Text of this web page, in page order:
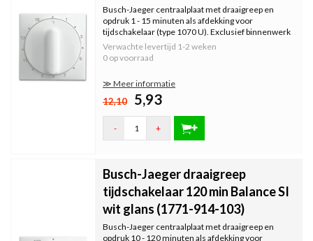
Busch-Jaeger centraalplaat met draaigreep en
opdruk 1 - 15 minuten als afdekking voor
tijdschakelaar (type 1070 U). Exclusief binnenwerk
en afdekraam. Serie: Balance SI, kleur: wit glans.
Verwachte levertijd 1-2 weken
0 op voorraad
≫ Meer informatie
12,10 5,93
- +
Busch-Jaeger draaigreep
tijdschakelaar 120 min Balance SI
wit glans (1771-914-103)
Busch-Jaeger centraalplaat met draaigreep en
opdruk 10 - 120 minuten als afdekking voor